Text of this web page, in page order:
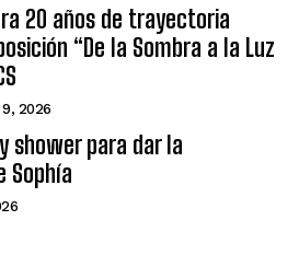
20 años de trayectoria
“De la Sombra a la Luz
2026
shower para dar la
Sophía